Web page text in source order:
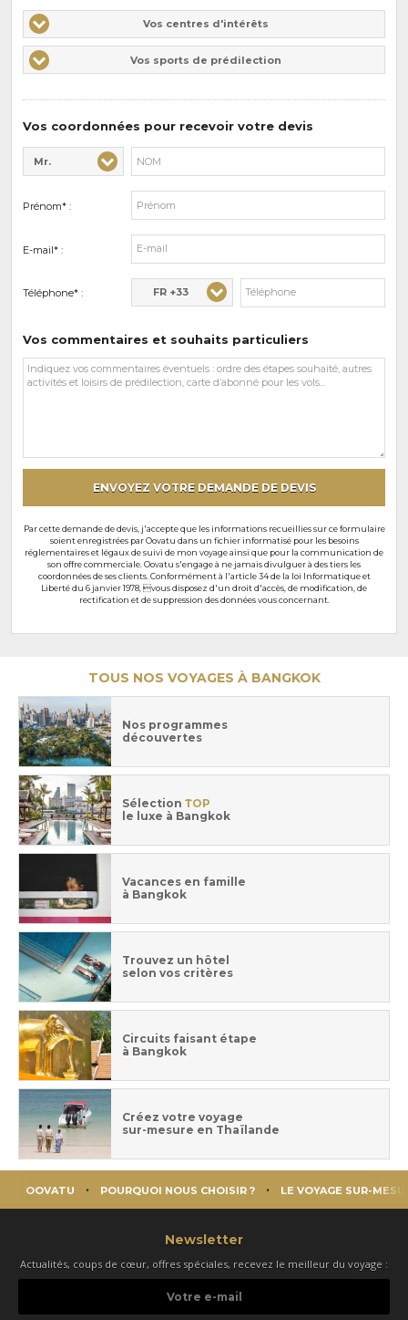
Vos
centres
d'intérêts
Vos centres d'intérêts
Vos
sports
de
Vos sports de prédilection
Vos coordonnées pour recevoir votre devis
Civilité* :
Mr.
Nom* :
Prénom* :
E-mail* :
Téléphone* : FR +33
Vos commentaires et souhaits particuliers
Vos
commentaires
ENVOYEZ VOTRE DEMANDE DE DEVIS
Par cette demande de devis, j'accepte que les informations recueillies sur ce formulaire
soient enregistrées par Oovatu dans un fichier informatisé pour les besoins
réglementaires et légaux de suivi de mon voyage ainsi que pour la communication de
son offre commerciale. Oovatu s'engage à ne jamais divulguer à des tiers les
coordonnées de ses clients. Conformément à l'article 34 de la loi Informatique et
Liberté du 6 janvier 1978, vous disposez d'un droit d'accès, de modification, de
rectification et de suppression des données vous concernant.
TOUS NOS VOYAGES À BANGKOK
Nos programmes
découvertes
Sélection TOP
le luxe à Bangkok
Vacances en famille
à Bangkok
Trouvez un hôtel
selon vos critères
Circuits faisant étape
à Bangkok
Créez votre voyage
sur-mesure en Thaïlande
OOVATU POURQUOI NOUS CHOISIR ? LE VOYAGE SUR-
Newsletter
Actualités, coups de cœur, offres spéciales, recevez le meilleur du voyage :
e-